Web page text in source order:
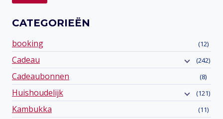
CATEGORIEËN
booking (12)
Cadeau (242)
Cadeaubonnen (8)
Huishoudelijk (121)
Kambukka (11)